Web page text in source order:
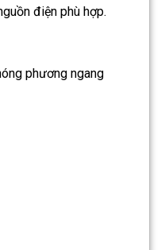
điện phù hợp.
phương ngang